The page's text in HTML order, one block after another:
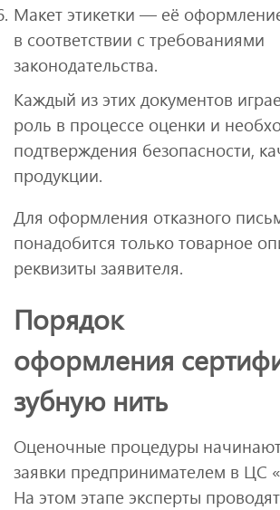
Макет этикетки — её
в соответствии с требованиями
законодательства.
Каждый из этих документов
роль в процессе оценки и
подтверждения безопасности,
продукции.
Для оформления отказного
понадобится только товарное
реквизиты заявителя.
Порядок
оформления
зубную нить
Оценочные процедуры
заявки предпринимателем в ЦС
На этом этапе эксперты